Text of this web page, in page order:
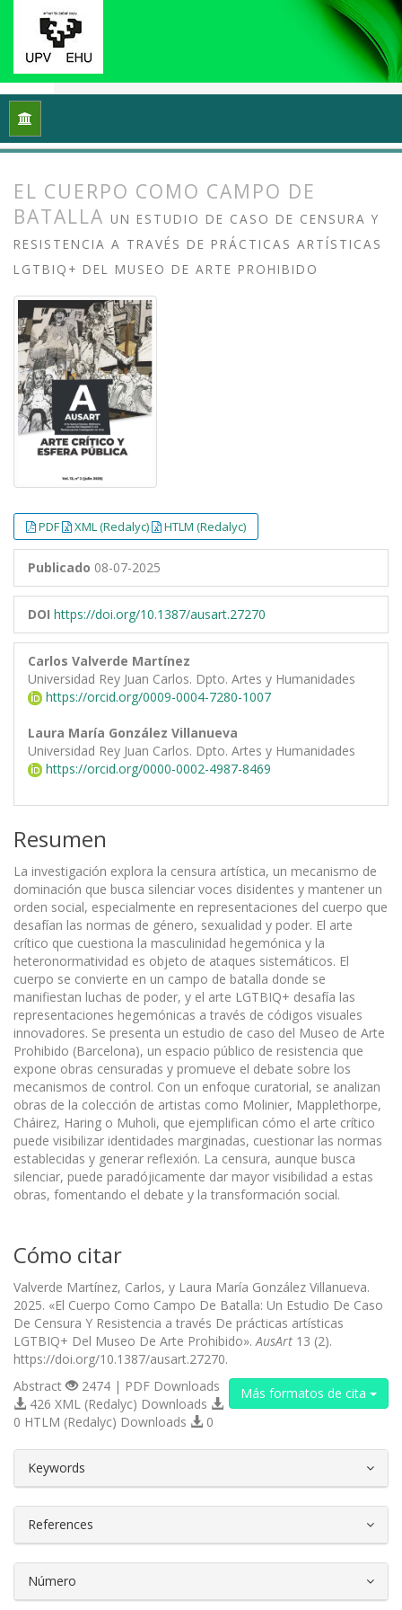
Inicio
EL CUERPO COMO CAMPO DE
BATALLA UN ESTUDIO DE CASO DE CENSURA Y
RESISTENCIA A TRAVÉS DE PRÁCTICAS ARTÍSTICAS
LGTBIQ+ DEL MUSEO DE ARTE PROHIBIDO
PDF XML (Redalyc) HTLM (Redalyc)
Publicado 08-07-2025
DOI https://doi.org/10.1387/ausart.27270
Carlos Valverde Martínez
Universidad Rey Juan Carlos. Dpto. Artes y Humanidades
https://orcid.org/0009-0004-7280-1007
Laura María González Villanueva
Universidad Rey Juan Carlos. Dpto. Artes y Humanidades
https://orcid.org/0000-0002-4987-8469
Resumen
La investigación explora la censura artística, un mecanismo de
dominación que busca silenciar voces disidentes y mantener un
orden social, especialmente en representaciones del cuerpo que
desafían las normas de género, sexualidad y poder. El arte
crítico que cuestiona la masculinidad hegemónica y la
heteronormatividad es objeto de ataques sistemáticos. El
cuerpo se convierte en un campo de batalla donde se
manifiestan luchas de poder, y el arte LGTBIQ+ desafía las
representaciones hegemónicas a través de códigos visuales
innovadores. Se presenta un estudio de caso del Museo de Arte
Prohibido (Barcelona), un espacio público de resistencia que
expone obras censuradas y promueve el debate sobre los
mecanismos de control. Con un enfoque curatorial, se analizan
obras de la colección de artistas como Molinier, Mapplethorpe,
Cháirez, Haring o Muholi, que ejemplifican cómo el arte crítico
puede visibilizar identidades marginadas, cuestionar las normas
establecidas y generar reflexión. La censura, aunque busca
silenciar, puede paradójicamente dar mayor visibilidad a estas
obras, fomentando el debate y la transformación social.
Cómo citar
Valverde Martínez, Carlos, y Laura María González Villanueva.
2025. «El Cuerpo Como Campo De Batalla: Un Estudio De Caso
De Censura Y Resistencia a través De prácticas artísticas
LGTBIQ+ Del Museo De Arte Prohibido». AusArt 13 (2).
https://doi.org/10.1387/ausart.27270.
Más formatos de cita
Abstract
2474 | PDF Downloads
426 XML (Redalyc) Downloads
0 HTLM (Redalyc) Downloads
0
Keywords
References
Número